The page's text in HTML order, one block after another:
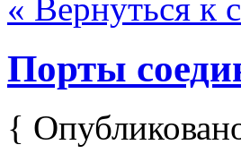
« Вернуться к
Порты
{